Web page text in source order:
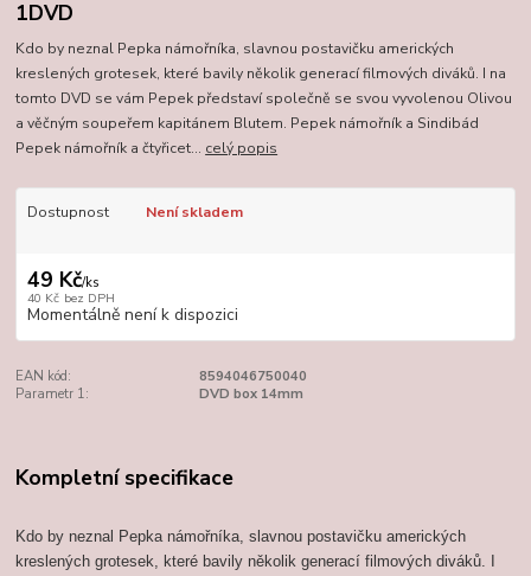
1DVD
Kdo by neznal Pepka námořníka, slavnou postavičku amerických
kreslených grotesek, které bavily několik generací filmových diváků. I na
tomto DVD se vám Pepek představí společně se svou vyvolenou Olivou
a věčným soupeřem kapitánem Blutem. Pepek námořník a Sindibád
Pepek námořník a čtyřicet... celý popis
Dostupnost Není skladem
49 Kč/ks
40 Kč bez DPH
Momentálně není k dispozici
EAN kód:
8594046750040
Parametr 1:
DVD box 14mm
Kompletní specifikace
Kdo by neznal Pepka námořníka, slavnou postavičku amerických
kreslených grotesek, které bavily několik generací filmových diváků. I